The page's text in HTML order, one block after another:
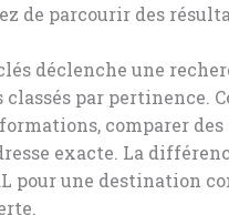
de parcourir des
déclenche une
par pertinence.
comparer
exacte. La
pour une destination